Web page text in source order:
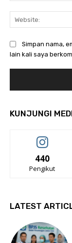
Simpan nama,
lain kali saya
KUNJUNGI
440
Pengikut
LATEST